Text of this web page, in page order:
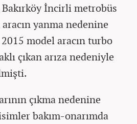
İncirli metrobüs
yanma nedenine
model aracın turbo
çıkan arıza nedeniyle
çıkma nedenine
bakım-onarımda